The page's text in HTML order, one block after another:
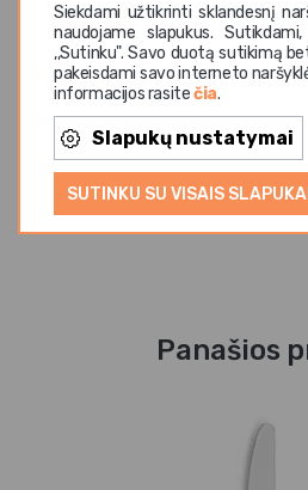
Siekdami užtikrinti sklandesnį
naudojame slapukus.
,,Sutinku". Savo duotą sutikimą
pakeisdami savo interneto
informacijos rasitečia.
Slapukų nustatymai
SUTINKU SU VISAIS
plieno, peilis pasižymi
intensyviam naudojimui.
užkandžiams, tapas stiliaus
sūriams ar mažoms porcijoms
blizgesio apdaila suteikia
akcento tiek profesionaliame
namų virtuvėje. Tinka plauti
Panašios